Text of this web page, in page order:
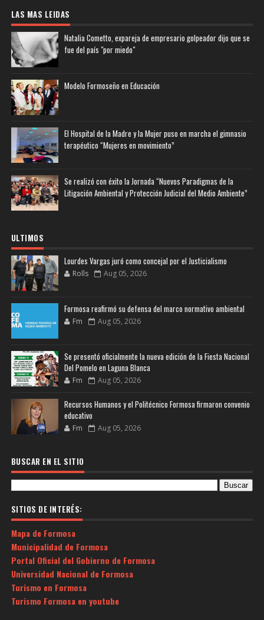
LAS MAS LEIDAS
Natalia Cometto, expareja de empresario golpeador dijo que se
fue del país "por miedo"
Modelo Formoseño en Educación
El Hospital de la Madre y la Mujer puso en marcha el gimnasio
terapéutico “Mujeres en movimiento”
Se realizó con éxito la Jornada “Nuevos Paradigmas de la
Litigación Ambiental y Protección Judicial del Medio Ambiente”
ULTIMOS
Lourdes Vargas juró como concejal por el Justicialismo
Rolls Aug 05, 2026
Formosa reafirmó su defensa del marco normativo ambiental
Fm Aug 05, 2026
Se presentó oficialmente la nueva edición de la Fiesta Nacional
Del Pomelo en Laguna Blanca
Fm Aug 05, 2026
Recursos Humanos y el Politécnico Formosa firmaron convenio
educativo
Fm Aug 05, 2026
BUSCAR EN EL SITIO
SITIOS DE INTERÉS:
Mapa de Formosa
Municipalidad de Formosa
Portal Oficial del Gobierno de Formosa
Universidad Nacional de Formosa
Turismo en Formosa
Turismo Formosa en youtube